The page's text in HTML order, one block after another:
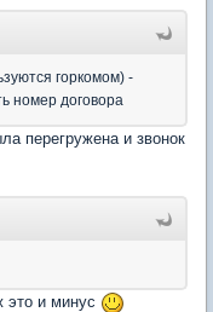
горкомом) -
номер договора
перегружена и звонок
это и минус